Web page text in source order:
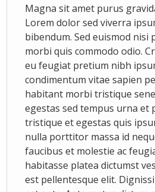
Magna sit amet purus
Lorem dolor sed viverra
bibendum. Sed euismod nisi
morbi quis commodo odio.
eu feugiat pretium nibh
condimentum vitae sapien
habitant morbi tristique
egestas sed tempus urna et
tristique et egestas quis
nulla porttitor massa id
faucibus et molestie ac
habitasse platea dictumst
est pellentesque elit.